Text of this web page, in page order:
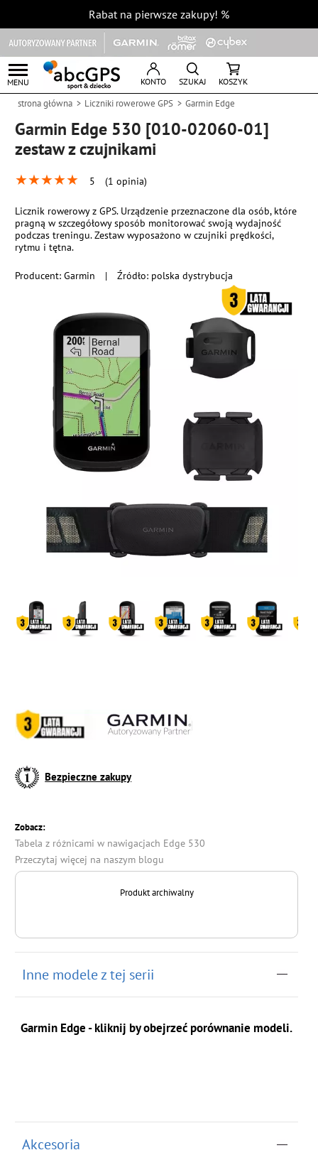
Rabat na pierwsze zakupy! %
MENU KONTO SZUKAJ KOSZYK
strona główna Liczniki rowerowe GPS Garmin Edge
Garmin Edge 530 [010-02060-01]
zestaw z czujnikami
★★★★★ 5 (1 opinia)
Producent:Garmin | Źródło: polska dystrybucja
Licznik rowerowy z GPS. Urządzenie przeznaczone dla osób, które
pragną w szczegółowy sposób monitorować swoją wydajność
podczas treningu. Zestaw wyposażono w czujniki prędkości,
rytmu i tętna.
Bezpieczne zakupy
Zobacz:
Tabela z różnicami w nawigacjach Edge 530
Przeczytaj więcej na naszym blogu
Produkt archiwalny
Inne modele z tej serii
Garmin Edge - kliknij by obejrzeć porównanie modeli.
Akcesoria